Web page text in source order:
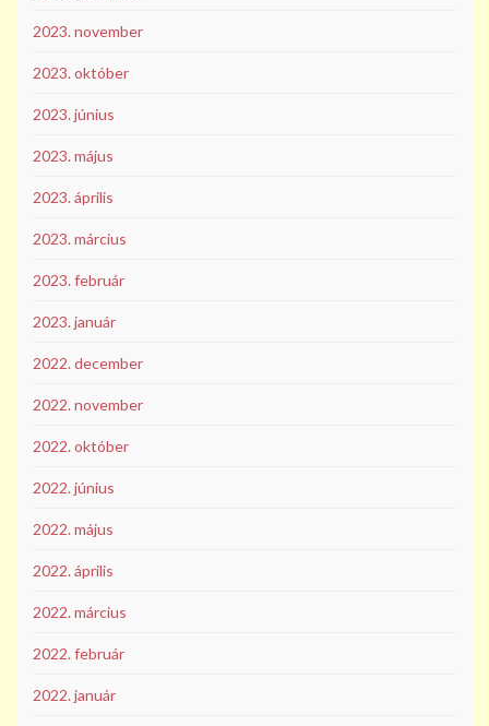
2023. november
2023. október
2023. június
2023. május
2023. április
2023. március
2023. február
2023. január
2022. december
2022. november
2022. október
2022. június
2022. május
2022. április
2022. március
2022. február
2022. január